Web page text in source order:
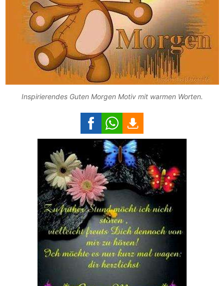
Inspirierendes Guten Morgen Motiv mit warmen Worten.